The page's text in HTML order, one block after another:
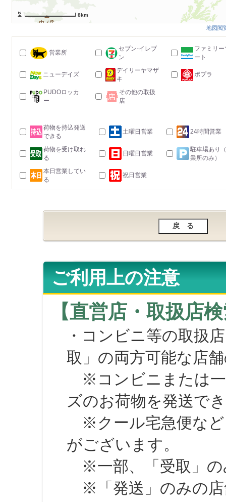
8km
地図閲
営業所
セブン-イレブ
ン
ファミリー
ート
ニューデイズ
デイリーヤマザ
キ
ポプラ
PUDOロッカ
ー
その他の取扱
店
荷物を持込発送
できる
土曜日営業 24時間営業
荷物を受け取れ
る
日曜日営業
駐車場あり
業所のみ）
本日営業してい
る
祝日営業
ご利用上の注意
【直営店・取扱店
・コンビニ等の取扱
取」の両方可能な店
※コンビニまたは一
ズのお荷物を発送で
※クール宅急便など
がございます。
※一部、「受取」の
※「発送」のみの店